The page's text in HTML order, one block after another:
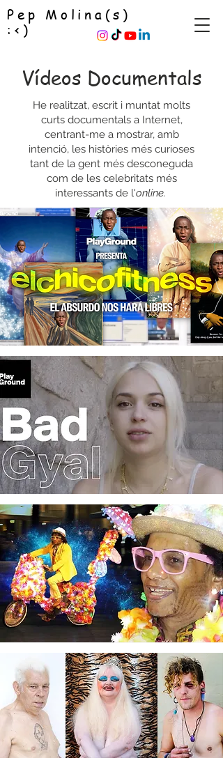
Pep Molina(s)
:<)
Vídeos Documentals
He realitzat, escrit i muntat molts
curts documentals a Internet,
centrant-me a mostrar, amb
intenció, les històries més curioses
tant de la gent més desconeguda
com de les celebritats més
interessants de l'online.